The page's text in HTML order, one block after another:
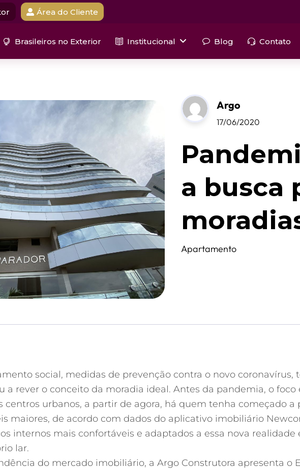
Área do Cliente
Brasileiros no Exterior Institucional Blog Contato
Argo
17/06/2020
a busca
Apartamento
social, medidas de prevenção contra o novo coronavírus,
a rever o conceito da moradia ideal. Antes da pandemia, o
centros urbanos, a partir de agora, há quem tenha começado
maiores, de acordo com dados do aplicativo imobiliário
internos mais confortáveis e adaptados a essa nova
lar.
do mercado imobiliário, a Argo Construtora apresenta o